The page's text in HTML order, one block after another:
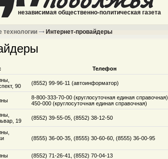
независимая общественно-политическая газета
Интернет-провайдеры
Телефон
90
(8552) 99-96-11 (автоинформатор)
8-800-333-70-00 (круглосуточная единая справочная),
450-000 (круглосуточная единая справочная)
19
(8552) 39-55-05, (8552) 38-12-50
(8555) 36-00-35, (8555) 30-60-60, (8555) 36-00-95
(8552) 71-26-41, (8552) 70-04-13